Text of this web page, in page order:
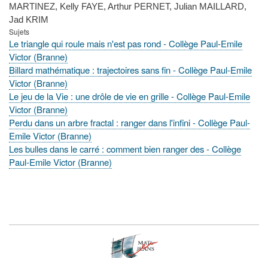
MARTINEZ, Kelly FAYE, Arthur PERNET, Julian MAILLARD,
Jad KRIM
Sujets
Le triangle qui roule mais n'est pas rond - Collège Paul-Emile
Victor (Branne)
Billard mathématique : trajectoires sans fin - Collège Paul-Emile
Victor (Branne)
Le jeu de la Vie : une drôle de vie en grille - Collège Paul-Emile
Victor (Branne)
Perdu dans un arbre fractal : ranger dans l'infini - Collège Paul-
Emile Victor (Branne)
Les bulles dans le carré : comment bien ranger des - Collège
Paul-Emile Victor (Branne)